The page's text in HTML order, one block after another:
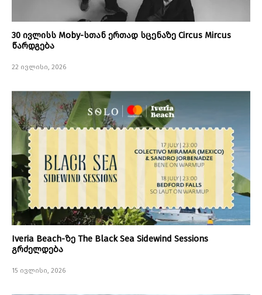
30 ივლისს Moby-სთან ერთად სცენაზე Circus Mircus
წარდგება
22 ივლისი, 2026
Iveria Beach-ზე The Black Sea Sidewind Sessions
გრძელდება
15 ივლისი, 2026